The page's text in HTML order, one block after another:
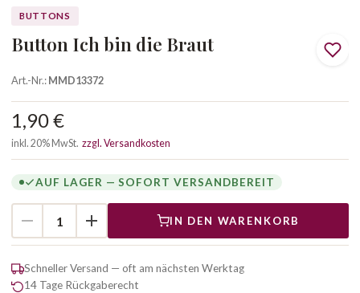
BUTTONS
Button Ich bin die Braut
Art.-Nr.:MMD13372
1,90 €
inkl. 20% MwSt. zzgl. Versandkosten
AUF LAGER — SOFORT VERSANDBEREIT
IN DEN WARENKORB
Schneller Versand — oft am nächsten Werktag
14 Tage Rückgaberecht